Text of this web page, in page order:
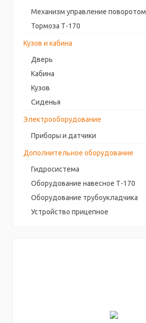
Механизм управление поворотом
Тормоза Т-170
Кузов и кабина
Дверь
Кабина
Кузов
Сиденья
Электрооборудование
Приборы и датчики
Дополнительное оборудование
Гидросистема
Оборудование навесное Т-170
Оборудование трубоукладчика
Устройство прицепное